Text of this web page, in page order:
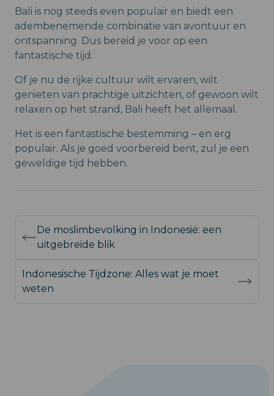
Bali is nog steeds even populair en biedt een
adembenemende combinatie van avontuur en
ontspanning. Dus bereid je voor op een
fantastische tijd.
Of je nu de rijke cultuur wilt ervaren, wilt
genieten van prachtige uitzichten, of gewoon wilt
relaxen op het strand, Bali heeft het allemaal.
Het is een fantastische bestemming – en erg
populair. Als je goed voorbereid bent, zul je een
geweldige tijd hebben.
De moslimbevolking in Indonesië: een
uitgebreide blik
Indonesische Tijdzone: Alles wat je moet
weten